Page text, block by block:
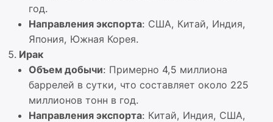
год.
Направления экспорта: США, Китай, Индия,
Япония, Южная Корея.
Ирак
Объем добычи: Примерно 4,5 миллиона
баррелей в сутки, что составляет около 225
миллионов тонн в год.
Направления экспорта: Китай, Индия, США,